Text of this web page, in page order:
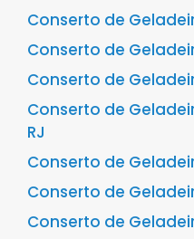
Conserto de
Conserto de
Conserto de
Conserto de
RJ
Conserto de
Conserto de
Conserto de